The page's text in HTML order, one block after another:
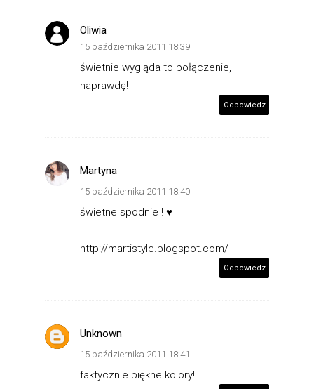
Oliwia
15 października 2011 18:39
świetnie wygląda to połączenie,
naprawdę!
Odpowiedz
Martyna
15 października 2011 18:40
świetne spodnie ! ♥
http://martistyle.blogspot.com/
Odpowiedz
Unknown
15 października 2011 18:41
faktycznie piękne kolory!